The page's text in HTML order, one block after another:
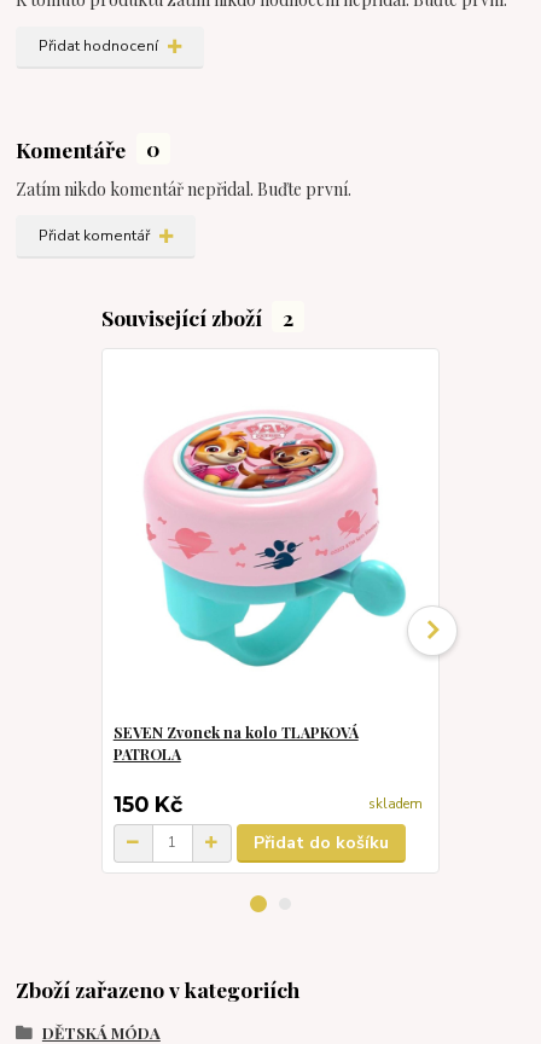
Přidat hodnocení
Komentáře 0
Zatím nikdo komentář nepřidal. Buďte první.
Přidat komentář
Související zboží 2
SEVEN Zvonek na kolo TLAPKOVÁ
PATROLA
150 Kč skladem
Přidat do košíku
Zboží zařazeno v kategoriích
DĚTSKÁ MÓDA